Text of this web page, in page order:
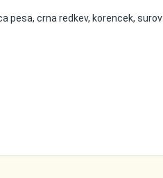
pesa, crna redkev, korencek, surov